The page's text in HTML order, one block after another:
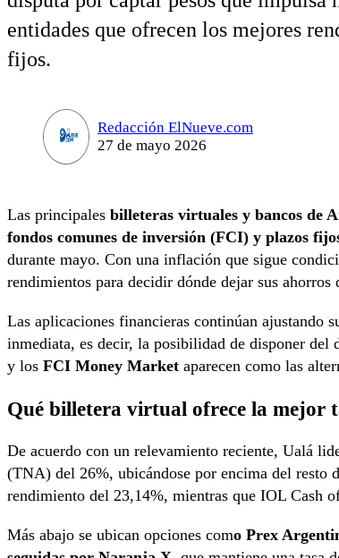
entidades que ofrecen los mejores
fijos.
Redacción ElNueve.com
27 de mayo 2026
Las principales billeteras virtuales y bancos de
fondos comunes de inversión (FCI) y plazos
durante mayo. Con una inflación que sigue
rendimientos para decidir dónde dejar sus ahorros
Las aplicaciones financieras continúan ajustando
inmediata, es decir, la posibilidad de disponer del
y los FCI Money Market aparecen como las
Qué billetera virtual ofrece la mejor
De acuerdo con un relevamiento reciente, Ualá
(TNA) del 26%, ubicándose por encima del resto
rendimiento del 23,14%, mientras que IOL Cash
Más abajo se ubican opciones como Prex